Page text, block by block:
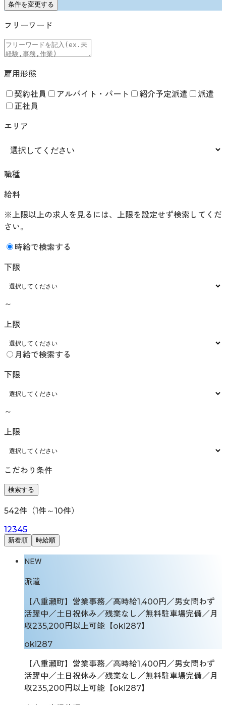
条件を変更する
フリーワード
雇用形態
契約社員 アルバイト・パート 紹介予定派遣
派遣
正社員
エリア
職種
給料
※上限以上の求人を見るには、上限を設定せず検索してくだ
さい。
時給で検索する
下限
～
上限
月給で検索する
下限
～
上限
こだわり条件
検索する
542件（1件～10件）
12345
新着順 時給順
NEW
派遣
【八重瀬町】営業事務／高時給1,400円／男女問わず
活躍中／土日祝休み／残業なし／無料駐車場完備／月
収235,200円以上可能【oki287】
oki287
【八重瀬町】営業事務／高時給1,400円／男女問わず
活躍中／土日祝休み／残業なし／無料駐車場完備／月
収235,200円以上可能【oki287】